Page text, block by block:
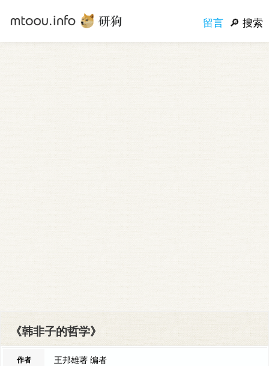
留言 搜索
《韩非子的哲学》
作者 王邦雄著 编者